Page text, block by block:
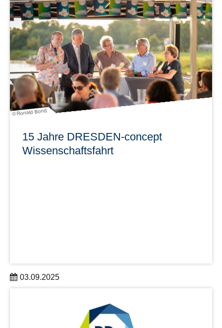
Mit den SANs initiiert DRESDEN-concept eine
forschungsorientierte, interdisziplinäre
Vernetzungstätigkeit für alle Partnereinrichtungen.
mehr erfahren
© Ronald Bonß
15 Jahre DRESDEN-concept
Wissenschaftsfahrt
03.09.2025
mit einer Jubiläumswissenschaftsfahrt, die ganz im
Zeichen einrichtungsübergreifenden Forschung stand.